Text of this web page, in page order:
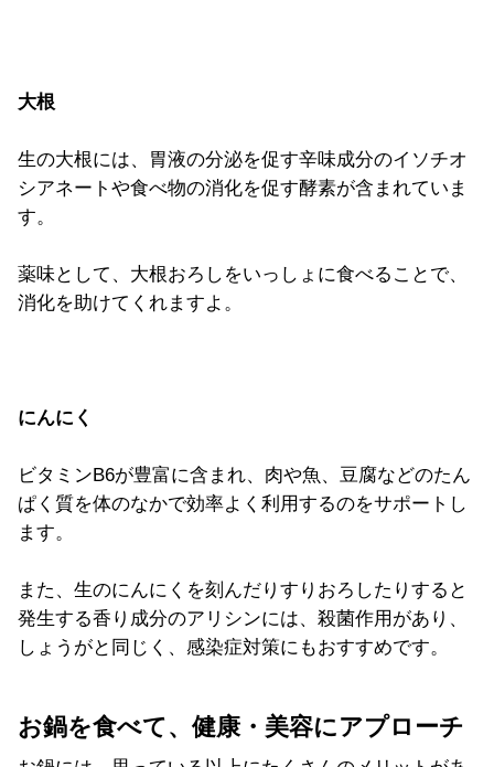
大根
生の大根には、胃液の分泌を促す辛味成分のイソチオ
シアネートや食べ物の消化を促す酵素が含まれていま
す。
薬味として、大根おろしをいっしょに食べることで、
消化を助けてくれますよ。
にんにく
ビタミンB6が豊富に含まれ、肉や魚、豆腐などのたん
ぱく質を体のなかで効率よく利用するのをサポートし
ます。
また、生のにんにくを刻んだりすりおろしたりすると
発生する香り成分のアリシンには、殺菌作用があり、
しょうがと同じく、感染症対策にもおすすめです。
お鍋を食べて、健康・美容にアプローチ